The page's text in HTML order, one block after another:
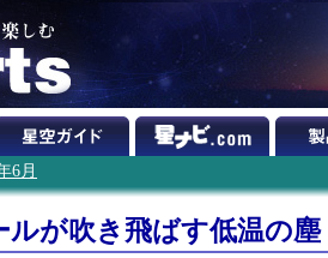
6月
が吹き飛ばす低温の塵